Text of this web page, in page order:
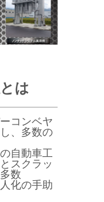
は
コンベヤ
、多数の
自動車工
スクラッ
数
化の手助